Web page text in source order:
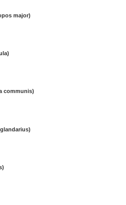
major)
communis)